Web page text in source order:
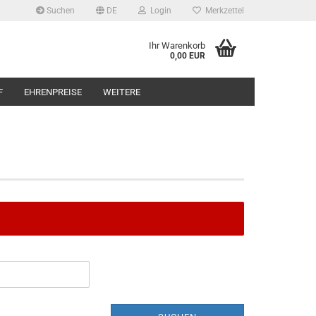
Suchen DE Login Merkzettel
Ihr Warenkorb
0,00 EUR
EHRENPREISE WEITERE